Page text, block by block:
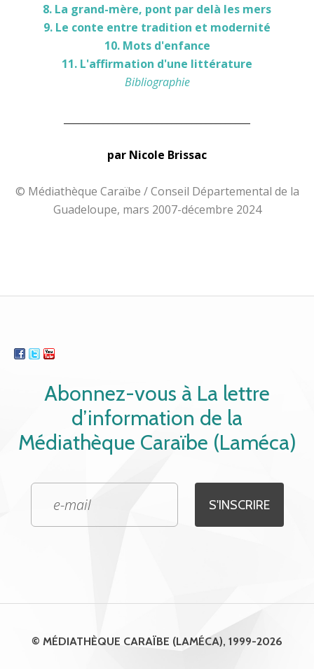
8. La grand-mère, pont par delà les mers
9. Le conte entre tradition et modernité
10. Mots d'enfance
11. L'affirmation d'une littérature
Bibliographie
par Nicole Brissac
© Médiathèque Caraïbe / Conseil Départemental de la
Guadeloupe, mars 2007-décembre 2024
Abonnez-vous à La lettre
d’information de la
Médiathèque Caraïbe (Laméca)
© MÉDIATHÈQUE CARAÏBE (LAMÉCA), 1999-2026